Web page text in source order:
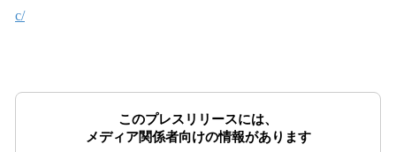
c/
このプレスリリースには、
メディア関係者向けの情報があります